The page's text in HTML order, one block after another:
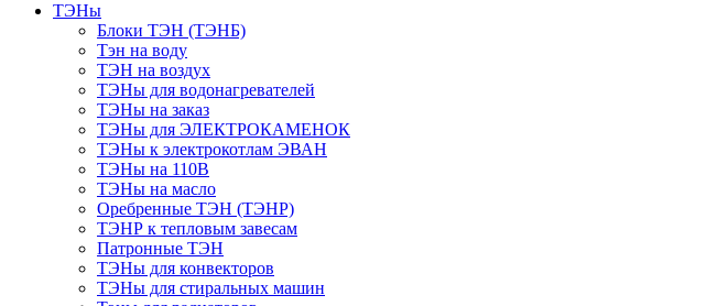
ТЭНы
Блоки ТЭН (ТЭНБ)
Тэн на воду
ТЭН на воздух
ТЭНы для водонагревателей
ТЭНы на заказ
ТЭНы для ЭЛЕКТРОКАМЕНОК
ТЭНы к электрокотлам ЭВАН
ТЭНы на 110В
ТЭНы на масло
Оребренные ТЭН (ТЭНР)
ТЭНР к тепловым завесам
Патронные ТЭН
ТЭНы для конвекторов
ТЭНы для стиральных машин